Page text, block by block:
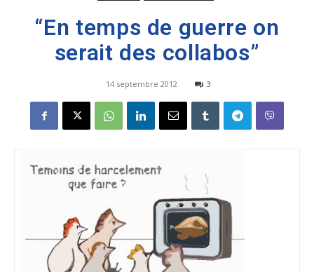
“En temps de guerre on
serait des collabos”
14 septembre 2012 3